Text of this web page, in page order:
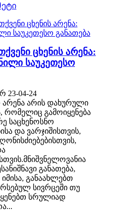
ცხენის არენა:
საუკეთესო
23-04-24
არენა არის დახურული
რომელიც გამოიყენება
საცხენოსნო
და ვარჯიშისთვის,
განათება,
განაახლებთ
სივრცეში თუ
სრულიად